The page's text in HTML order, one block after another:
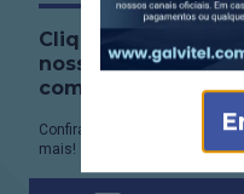
Clique no botão
nosso
CATÁLOGO
completo!
Confira os detalhes do
mais!